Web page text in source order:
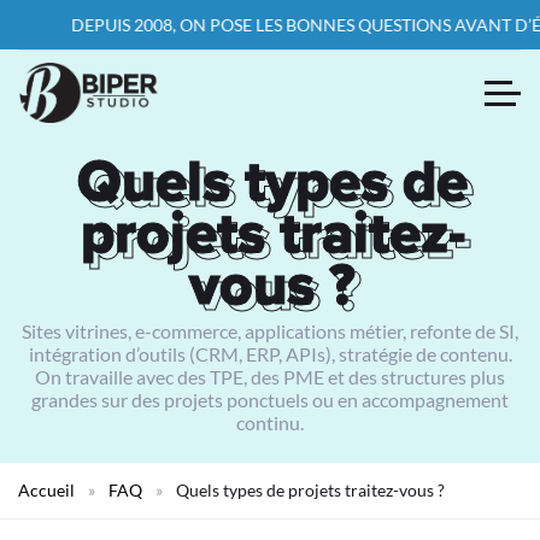
DEPUIS 2008, ON POSE LES BONNES QUESTIONS AVANT
Quels types de
projets traitez-
vous ?
Quels types de
projets traitez-
vous ?
Sites vitrines, e-commerce, applications métier, refonte de SI,
intégration d’outils (CRM, ERP, APIs), stratégie de contenu.
On travaille avec des TPE, des PME et des structures plus
grandes sur des projets ponctuels ou en accompagnement
continu.
Accueil » FAQ » Quels types de projets traitez-vous ?